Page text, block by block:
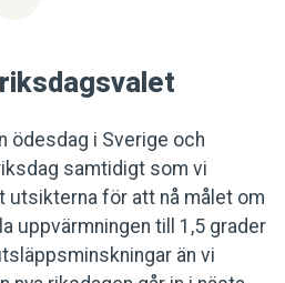
ödesdag i Sverige och
samtidigt som vi
utsikterna för att nå målet om
uppvärmningen till 1,5 grader
än vi